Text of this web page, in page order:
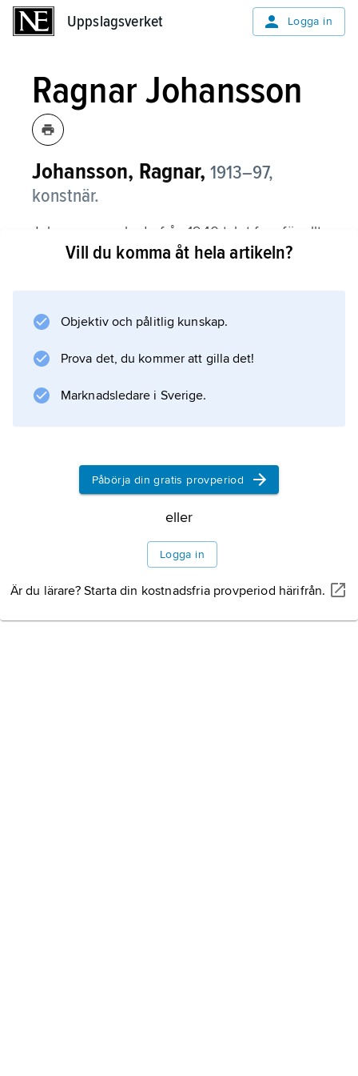
Uppslagsverket Logga in
Ragnar Johansson
Johansson, Ragnar, 1913–97,
konstnär.
Johansson verkade från 1940-talet framför allt
som målare och tecknare med porträtt och
lysande, tjockt pålagda färger, som får
Litteraturanvisning
Information om artikeln
Vill du komma åt hela artikeln?
Objektiv och pålitlig kunskap.
Prova det, du kommer att gilla det!
Marknadsledare i Sverige.
Påbörja din gratis provperiod
eller
Logga in
Är du lärare? Starta din kostnadsfria provperiod härifrån.